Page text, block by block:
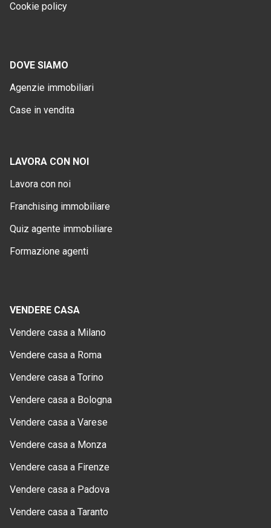
Cookie policy
DOVE SIAMO
Agenzie immobiliari
Case in vendita
LAVORA CON NOI
Lavora con noi
Franchising immobiliare
Quiz agente immobiliare
Formazione agenti
VENDERE CASA
Vendere casa a Milano
Vendere casa a Roma
Vendere casa a Torino
Vendere casa a Bologna
Vendere casa a Varese
Vendere casa a Monza
Vendere casa a Firenze
Vendere casa a Padova
Vendere casa a Taranto